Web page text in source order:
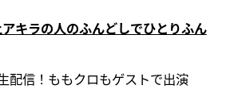
キラの人のふんどしでひとりふん
配信！ももクロもゲストで出演